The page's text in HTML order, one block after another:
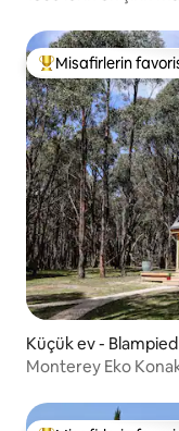
Misafirlerin
Misafirlerin
Küçük ev - Blampied
Monterey Eko